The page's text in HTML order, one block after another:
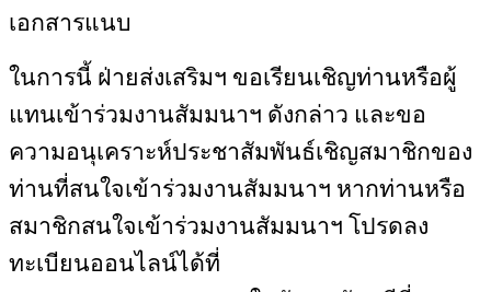
เอกสารแนบ
ในการนี้ ฝ่ายส่งเสริมฯ ขอเรียนเชิญท่านหรือผู้
แทนเข้าร่วมงานสัมมนาฯ ดังกล่าว และขอ
ความอนุเคราะห์ประชาสัมพันธ์เชิญสมาชิกของ
ท่านที่สนใจเข้าร่วมงานสัมมนาฯ หากท่านหรือ
สมาชิกสนใจเข้าร่วมงานสัมมนาฯ โปรดลง
ทะเบียนออนไลน์ได้ที่